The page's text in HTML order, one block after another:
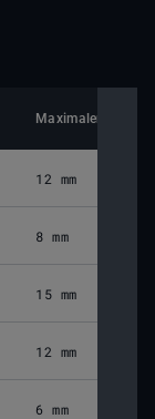
Maximaler
12 mm
8 mm
15 mm
12 mm
6 mm